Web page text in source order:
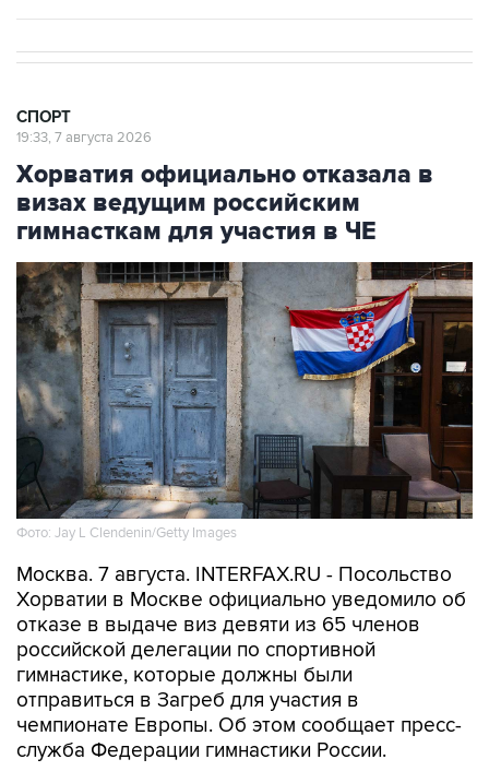
СПОРТ
19:33, 7 августа 2026
Хорватия официально отказала в
визах ведущим российским
гимнасткам для участия в ЧЕ
Фото: Jay L Clendenin/Getty Images
Москва. 7 августа. INTERFAX.RU - Посольство
Хорватии в Москве официально уведомило об
отказе в выдаче виз девяти из 65 членов
российской делегации по спортивной
гимнастике, которые должны были
отправиться в Загреб для участия в
чемпионате Европы. Об этом сообщает пресс-
служба Федерации гимнастики России.